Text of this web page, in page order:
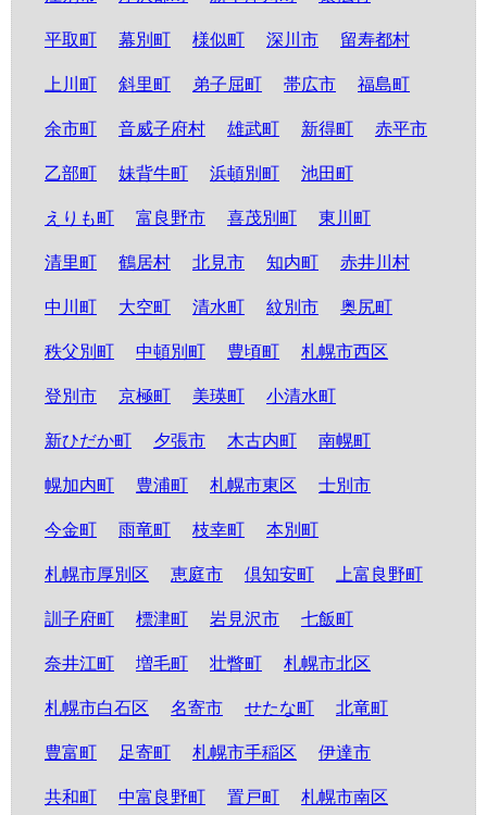
平取町 幕別町 様似町 深川市 留寿都村
上川町 斜里町 弟子屈町 帯広市 福島町
余市町 音威子府村 雄武町 新得町 赤平市
乙部町 妹背牛町 浜頓別町 池田町
えりも町 富良野市 喜茂別町 東川町
清里町 鶴居村 北見市 知内町 赤井川村
中川町 大空町 清水町 紋別市 奥尻町
秩父別町 中頓別町 豊頃町 札幌市西区
登別市 京極町 美瑛町 小清水町
新ひだか町 夕張市 木古内町 南幌町
幌加内町 豊浦町 札幌市東区 士別市
今金町 雨竜町 枝幸町 本別町
札幌市厚別区 恵庭市 倶知安町 上富良野町
訓子府町 標津町 岩見沢市 七飯町
奈井江町 増毛町 壮瞥町 札幌市北区
札幌市白石区 名寄市 せたな町 北竜町
豊富町 足寄町 札幌市手稲区 伊達市
共和町 中富良野町 置戸町 札幌市南区